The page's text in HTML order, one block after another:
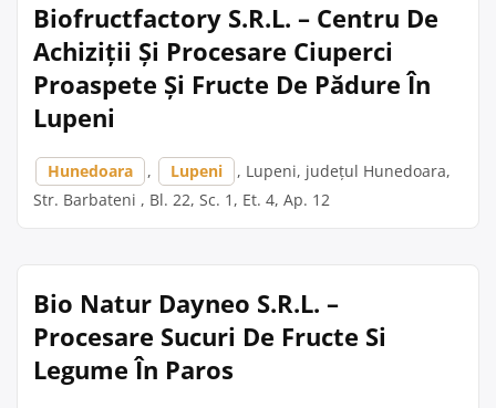
Biofructfactory S.R.L. – Centru De
Achiziții Și Procesare Ciuperci
Proaspete Și Fructe De Pădure În
Lupeni
Hunedoara , Lupeni
, Lupeni, județul Hunedoara,
Str. Barbateni , Bl. 22, Sc. 1, Et. 4, Ap. 12
Bio Natur Dayneo S.R.L. –
Procesare Sucuri De Fructe Si
Legume În Paros